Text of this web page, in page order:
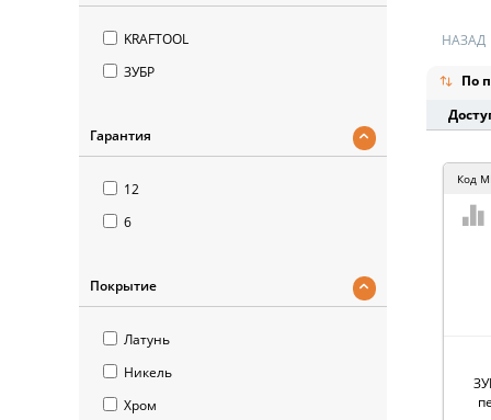
KRAFTOOL
ЗУБР
Гарантия
12
6
Покрытие
Латунь
Никель
Хром
НАЗАД
По
Код